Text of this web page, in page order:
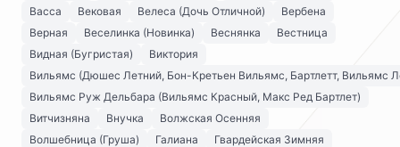
Васса
Вековая Велеса (Дочь Отличной)
Вербена
Верная
Веселинка (Новинка) Веснянка
Вестница
Видная (Бугристая)
Виктория
Вильямс (Дюшес Летний, Бон-Кретьен Вильямс, Бартлетт, Вильямс
Вильямс Руж Дельбара (Вильямс Красный, Макс Ред Бартлет)
Витчизняна
Внучка
Волжская Осенняя
Волшебница (Груша)
Галиана
Гвардейская Зимняя